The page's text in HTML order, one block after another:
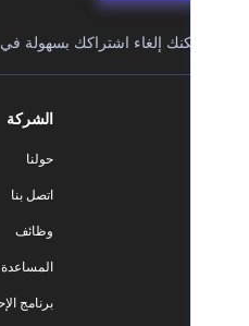
إلغاء اشتراكك بسهولة في أي وقت.
المساعدة والدعم
برنامج الإحالة